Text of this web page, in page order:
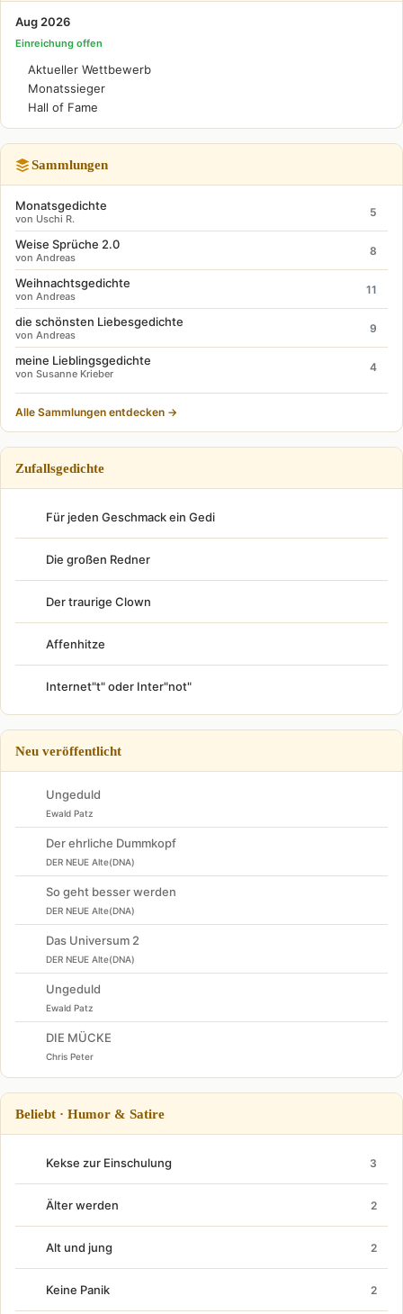
Aug 2026
Einreichung offen
Aktueller Wettbewerb
Monatssieger
Hall of Fame
Sammlungen
Monatsgedichte
von Uschi R.
5
Weise Sprüche 2.0
von Andreas
8
Weihnachtsgedichte
von Andreas
11
die schönsten Liebesgedichte
von Andreas
9
meine Lieblingsgedichte
von Susanne Krieber
4
Alle Sammlungen entdecken →
Zufallsgedichte
Für jeden Geschmack ein Gedi
Die großen Redner
Der traurige Clown
Affenhitze
Internet"t" oder Inter"not"
Neu veröffentlicht
Ungeduld
Ewald Patz
Der ehrliche Dummkopf
DER NEUE Alte(DNA)
So geht besser werden
DER NEUE Alte(DNA)
Das Universum 2
DER NEUE Alte(DNA)
Ungeduld
Ewald Patz
DIE MÜCKE
Chris Peter
Beliebt · Humor & Satire
Kekse zur Einschulung 3
Älter werden 2
Alt und jung 2
Keine Panik 2